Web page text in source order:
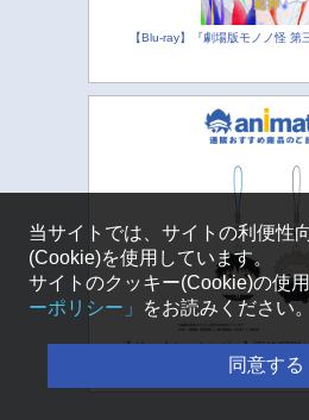
【Blu-ray】『劇場版モノノ怪 第
【グッズ-キーホルダー】呪術廻戦
キーホルダー【アニメイ
当サイトでは、サイトの利便性
(Cookie)を使用しています。
サイトのクッキー(Cookie)の使用
ーポリシー」
をお読みください。
同意する